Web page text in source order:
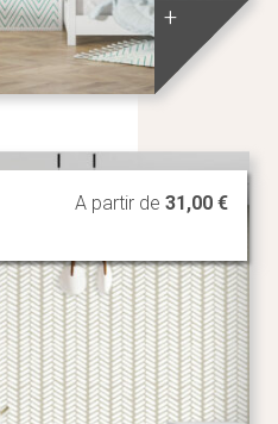
+
A partir de 31,00 €